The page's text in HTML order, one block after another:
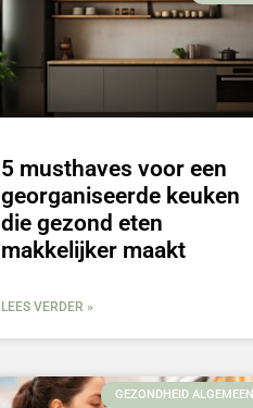
5 musthaves voor een
georganiseerde keuken
die gezond eten
makkelijker maakt
LEES VERDER »
GEZONDHEID ALGEMEEN